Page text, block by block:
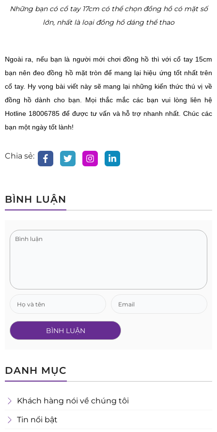
Những bạn có cổ tay 17cm có thể chọn đồng hồ có mặt số
lớn, nhất là loại đồng hồ dáng thể thao
Ngoài ra, nếu bạn là người mới chơi đồng hồ thì với cổ tay 15cm
bạn nên đeo đồng hồ mặt tròn để mang lại hiệu ứng tốt nhất trên
cổ tay. Hy vọng bài viết này sẽ mang lại những kiến thức thú vị về
đồng hồ dành cho bạn. Mọi thắc mắc các bạn vui lòng liên hệ
Hotline 18006785 để được tư vấn và hỗ trợ nhanh nhất. Chúc các
bạn một ngày tốt lành!
Chia sẻ:
BÌNH LUẬN
DANH MỤC
Khách hàng nói về chúng tôi
Tin nổi bật